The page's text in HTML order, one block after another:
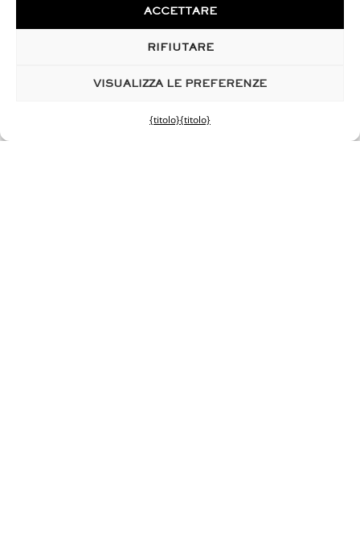
ACCETTARE
RIFIUTARE
VISUALIZZA LE PREFERENZE
{titolo}{titolo}
Scegliendo di affidare il tuo intervento al Dr.
Christophe Desouches e al suo team a
Marsiglia, vivrai un'esperienza di qualità in